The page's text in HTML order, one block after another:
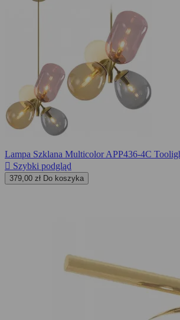
Lampa Szklana Multicolor APP436-4C
 Szybki podgląd
379,00 zł Do koszyka